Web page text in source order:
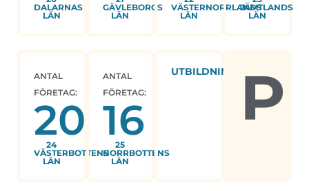
DALARNAS
LÄN
GÄVLEBORGS
LÄN
VÄSTERNORRLANDS
LÄN
JÄMTLANDS
LÄN
ANTAL
FÖRETAG:
20
24
VÄSTERBOTTENS
LÄN
ANTAL
FÖRETAG:
16
25
NORRBOTTENS
LÄN
UTBILDNING P